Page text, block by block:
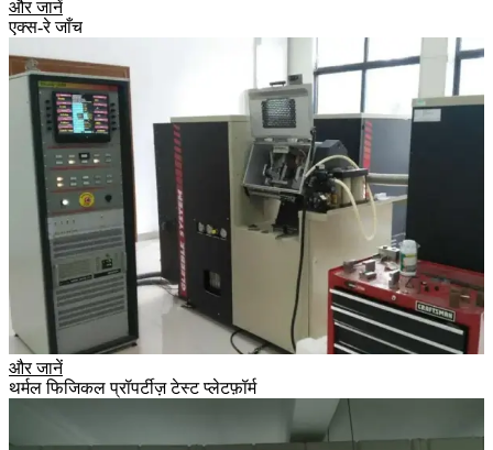
और जानें
एक्स-रे जाँच
और जानें
थर्मल फिजिकल प्रॉपर्टीज़ टेस्ट प्लेटफ़ॉर्म